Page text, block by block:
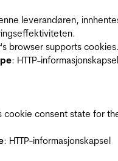
leverandøren,
browser supports
: HTTP-informasjonskapsel
cookie consent state for
: HTTP-informasjonskapsel